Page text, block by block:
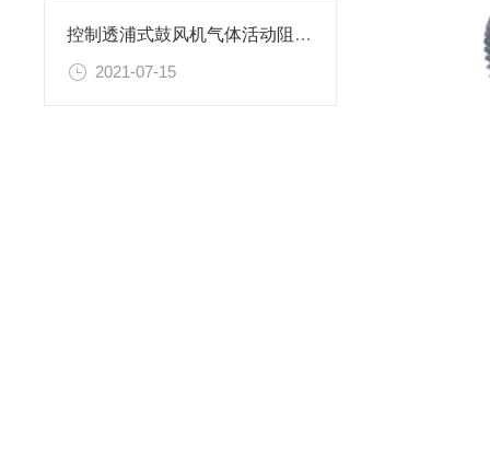
控制透浦式鼓风机气体活动阻力的方法介绍
2021-07-15